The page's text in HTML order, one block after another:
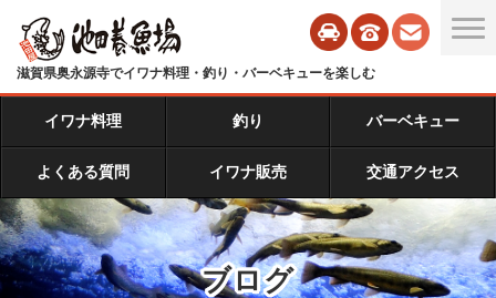
滋賀県奥永源寺でイワナ料理・釣り・バーベキューを楽しむ
イワナ料理 釣り バーベキュー
よくある質問 イワナ販売 交通アクセス
ブログ